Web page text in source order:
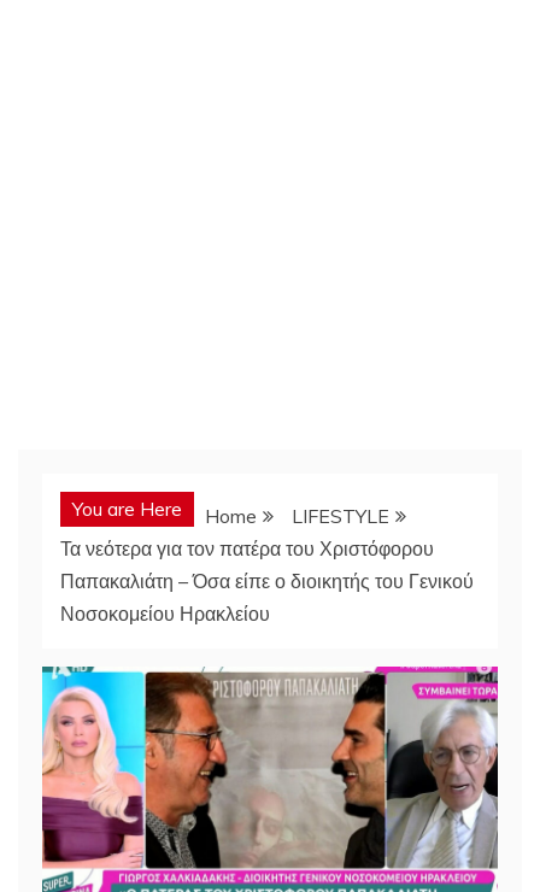
You are Here Home
LIFESTYLE
Τα νεότερα για τον πατέρα του Χριστόφορου
Παπακαλιάτη – Όσα είπε ο διοικητής του Γενικού
Νοσοκομείου Ηρακλείου